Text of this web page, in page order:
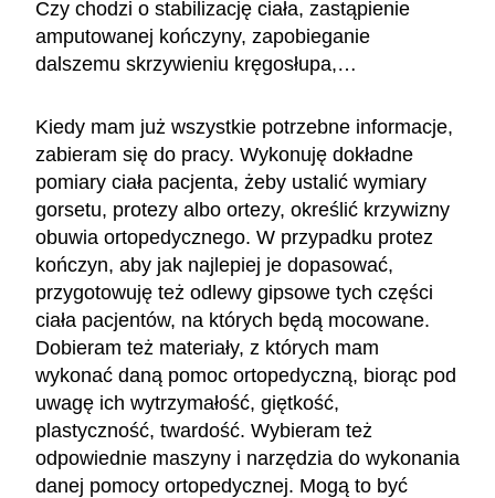
Czy chodzi o stabilizację ciała, zastąpienie
amputowanej kończyny, zapobieganie
dalszemu skrzywieniu kręgosłupa,…
Kiedy mam już wszystkie potrzebne informacje,
zabieram się do pracy. Wykonuję dokładne
pomiary ciała pacjenta, żeby ustalić wymiary
gorsetu, protezy albo ortezy, określić krzywizny
obuwia ortopedycznego. W przypadku protez
kończyn, aby jak najlepiej je dopasować,
przygotowuję też odlewy gipsowe tych części
ciała pacjentów, na których będą mocowane.
Dobieram też materiały, z których mam
wykonać daną pomoc ortopedyczną, biorąc pod
uwagę ich wytrzymałość, giętkość,
plastyczność, twardość. Wybieram też
odpowiednie maszyny i narzędzia do wykonania
danej pomocy ortopedycznej. Mogą to być